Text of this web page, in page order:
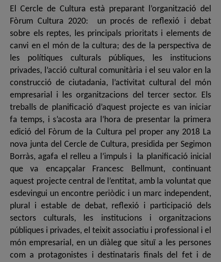
El Cercle de Cultura està preparant l’organització del
Fòrum Cultura 2020: un procés de reflexió i debat
sobre els reptes, les principals prioritats i elements de
canvi en el món de la cultura; des de la perspectiva de
les polítiques culturals públiques, les institucions
privades, l’acció cultural comunitària i el seu valor en la
construcció de ciutadania, l’activitat cultural del món
empresarial i les organitzacions del tercer sector. Els
treballs de planificació d’aquest projecte es van iniciar
fa temps, i s’acosta ara l’hora de presentar la primera
edició del Fòrum de la Cultura pel proper any 2018 La
nova junta del Cercle de Cultura, presidida per Segimon
Borràs, agafa el relleu a l’impuls i la planificació inicial
que va encapçalar Francesc Bellmunt, continuant
aquest projecte central de l’entitat, amb la voluntat que
esdevingui un encontre periòdic i un marc independent,
plural i estable de debat, reflexió i participació dels
sectors culturals, les institucions i organitzacions
públiques i privades, el teixit associatiu i professional i el
món empresarial, en un diàleg que situï a les persones
com a protagonistes i destinataris finals del fet i de